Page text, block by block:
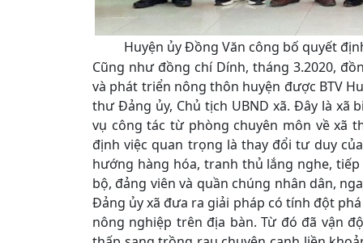
Huyện ủy Đồng Văn công bố quyết
Cũng như đồng chí Dính, tháng 3.2020,
và phát triển nông thôn huyện được BTV
thư Đảng ủy, Chủ tịch UBND xã. Đây là xã
vụ công tác từ phòng chuyên môn về xã
định việc quan trọng là thay đổi tư duy
hướng hàng hóa, tranh thủ lắng nghe,
bộ, đảng viên và quần chúng nhân dân,
Đảng ủy xã đưa ra giải pháp có tính đột
nông nghiệp trên địa bàn. Từ đó đã vận